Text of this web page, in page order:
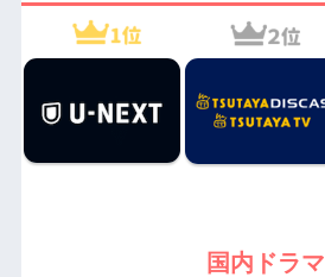
国内ドラマ